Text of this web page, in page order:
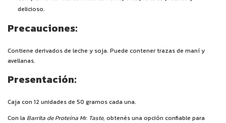
delicioso.
Precauciones:
Contiene derivados de leche y soja. Puede contener trazas de maní y
avellanas.
Presentación:
Caja con 12 unidades de 50 gramos cada una.
Con la Barrita de Proteína Mr. Taste, obtenés una opción confiable para